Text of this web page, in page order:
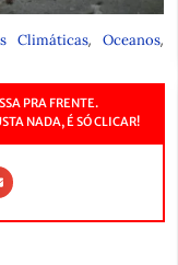
Climáticas,Oceanos,
PRA FRENTE.
NADA, É SÓ CLICAR!